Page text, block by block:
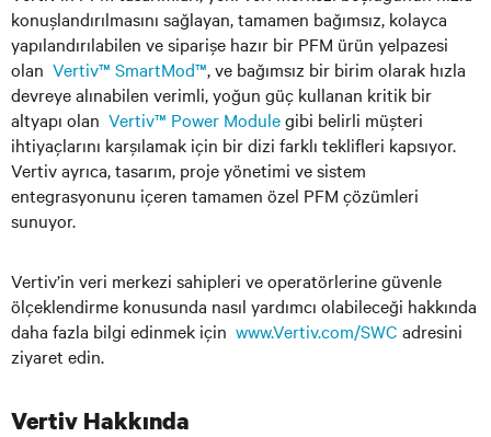
konuşlandırılmasını sağlayan, tamamen bağımsız, kolayca
yapılandırılabilen ve siparişe hazır bir PFM ürün yelpazesi
olan Vertiv™ SmartMod™, ve bağımsız bir birim olarak hızla
devreye alınabilen verimli, yoğun güç kullanan kritik bir
altyapı olan Vertiv™ Power Modulegibi belirli müşteri
ihtiyaçlarını karşılamak için bir dizi farklı teklifleri kapsıyor.
Vertiv ayrıca, tasarım, proje yönetimi ve sistem
entegrasyonunu içeren tamamen özel PFM çözümleri
sunuyor.
Vertiv’in veri merkezi sahipleri ve operatörlerine güvenle
ölçeklendirme konusunda nasıl yardımcı olabileceği hakkında
daha fazla bilgi edinmek için www.Vertiv.com/SWC adresini
ziyaret edin.
Vertiv Hakkında